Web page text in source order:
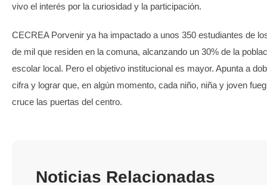
vivo el interés por la curiosidad y la participación.
CECREA Porvenir ya ha impactado a unos 350 estudiantes de
de mil que residen en la comuna, alcanzando un 30% de la
escolar local. Pero el objetivo institucional es mayor. Apunta a
cifra y lograr que, en algún momento, cada niño, niña y joven
cruce las puertas del centro.
Noticias Relacionadas